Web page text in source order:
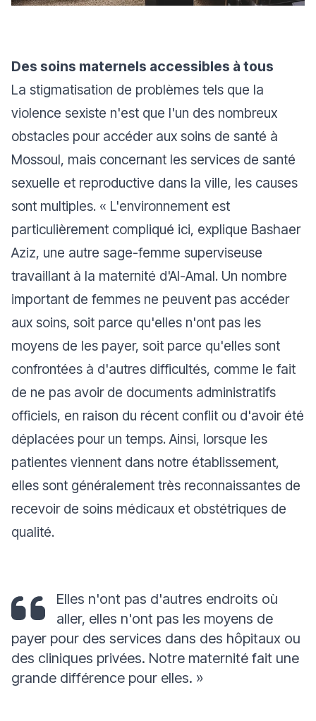
Des soins maternels accessibles à tous
La stigmatisation de problèmes tels que la
violence sexiste n'est que l'un des nombreux
obstacles pour accéder aux soins de santé à
Mossoul, mais concernant les services de santé
sexuelle et reproductive dans la ville, les causes
sont multiples. « L'environnement est
particulièrement compliqué ici, explique Bashaer
Aziz, une autre sage-femme superviseuse
travaillant à la maternité d'Al-Amal. Un nombre
important de femmes ne peuvent pas accéder
aux soins, soit parce qu'elles n'ont pas les
moyens de les payer, soit parce qu'elles sont
confrontées à d'autres difficultés, comme le fait
de ne pas avoir de documents administratifs
officiels, en raison du récent conflit ou d'avoir été
déplacées pour un temps. Ainsi, lorsque les
patientes viennent dans notre établissement,
elles sont généralement très reconnaissantes de
recevoir de soins médicaux et obstétriques de
qualité.
Elles n'ont pas d'autres endroits où
aller, elles n'ont pas les moyens de
payer pour des services dans des hôpitaux ou
des cliniques privées. Notre maternité fait une
grande différence pour elles. »